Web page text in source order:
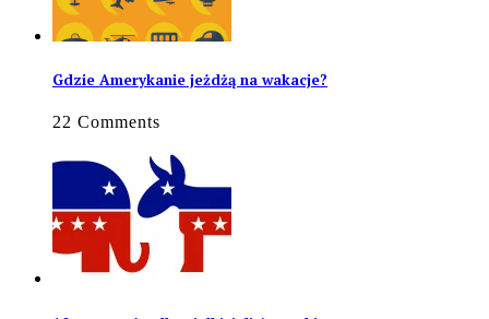
Gdzie Amerykanie jeżdżą na wakacje?
22 Comments